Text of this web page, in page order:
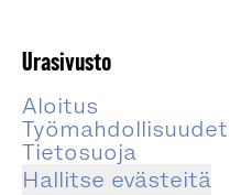
Urasivusto
Aloitus
Työmahdollisuudet
Tietosuoja
Hallitse evästeitä